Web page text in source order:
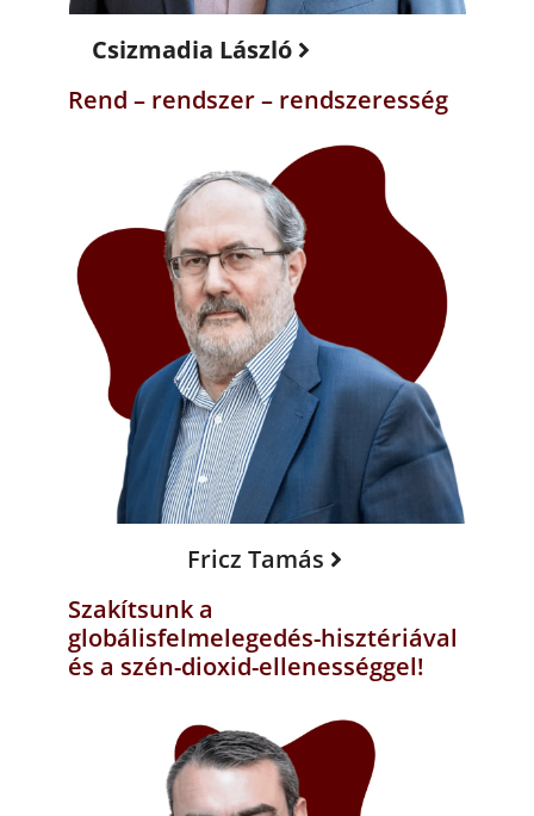
Csizmadia László
Rend – rendszer – rendszeresség
Fricz Tamás
Szakítsunk a
globálisfelmelegedés-hisztériával
és a szén-dioxid-ellenességgel!